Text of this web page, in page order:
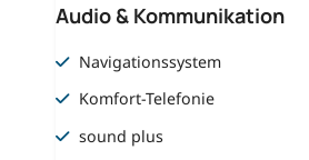
Audio & Kommunikation
Navigationssystem
Komfort-Telefonie
sound plus